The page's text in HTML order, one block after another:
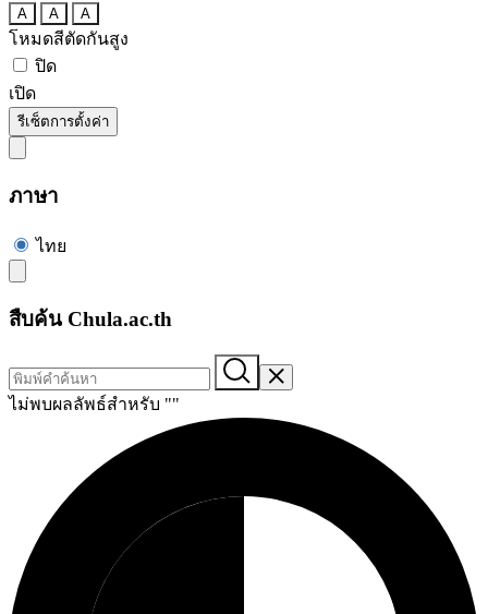
A A A
โหมดสีตัดกันสูง
ปิด
เปิด
รีเซ็ตการตั้งค่า
ภาษา
ไทย
สืบค้น Chula.ac.th
ไม่พบผลลัพธ์สำหรับ ""